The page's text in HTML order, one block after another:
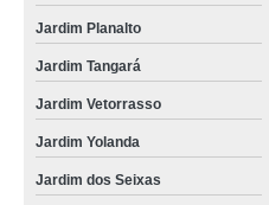
Jardim Planalto
Jardim Tangará
Jardim Vetorrasso
Jardim Yolanda
Jardim dos Seixas